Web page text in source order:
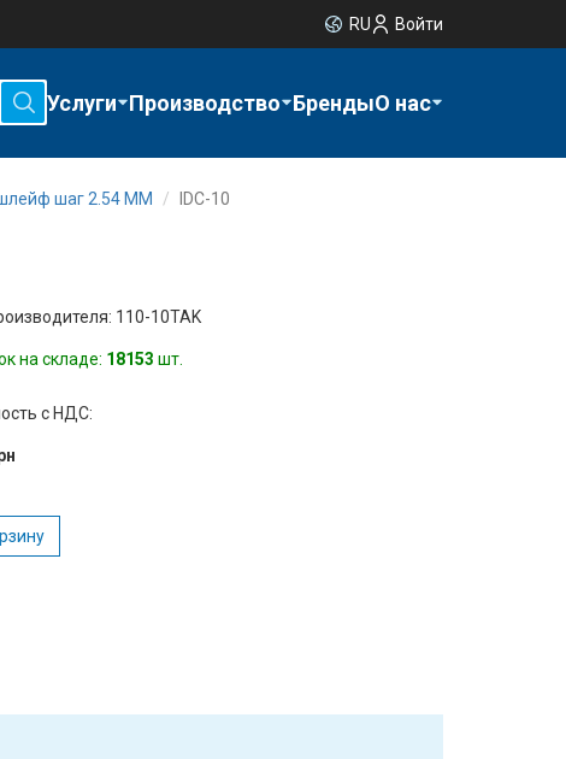
RU Войти
Услуги Производство БрендыО нас
шлейф шаг 2.54 ММ IDC-10
110-10TAK
на складе: 18153 шт.
с НДС: